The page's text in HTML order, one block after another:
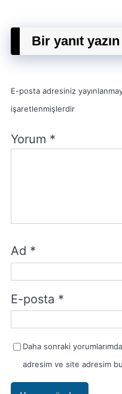
Bir yanıt yazın
E-posta adresiniz
işaretlenmişlerdir
Yorum *
Ad *
E-posta *
Daha sonraki
adresim ve site adresim